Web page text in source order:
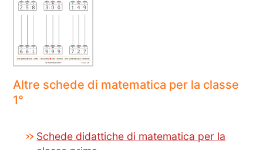
Altre schede di matematica per la classe
1°
Schede didattiche di matematica per la